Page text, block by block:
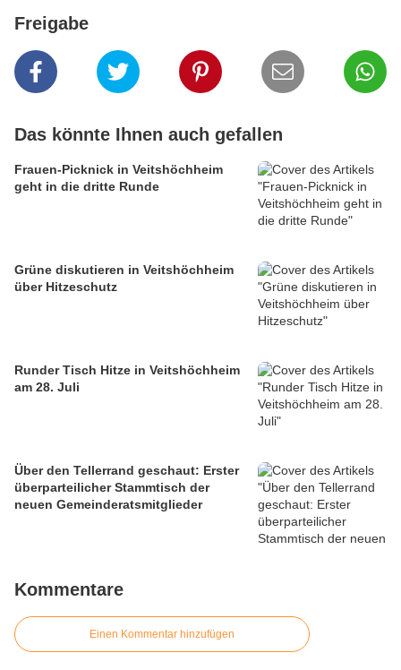
Freigabe
Das könnte Ihnen auch gefallen
Frauen-Picknick in Veitshöchheim
geht in die dritte Runde
Grüne diskutieren in Veitshöchheim
über Hitzeschutz
Runder Tisch Hitze in Veitshöchheim
am 28. Juli
Über den Tellerrand geschaut: Erster
überparteilicher Stammtisch der
neuen Gemeinderatsmitglieder
Kommentare
Einen Kommentar hinzufügen